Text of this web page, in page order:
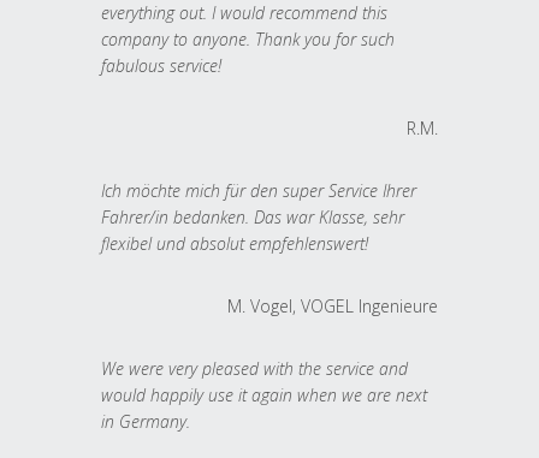
everything out. I would recommend this
company to anyone. Thank you for such
fabulous service!
R.M.
Ich möchte mich für den super Service Ihrer
Fahrer/in bedanken. Das war Klasse, sehr
flexibel und absolut empfehlenswert!
M. Vogel, VOGEL Ingenieure
We were very pleased with the service and
would happily use it again when we are next
in Germany.